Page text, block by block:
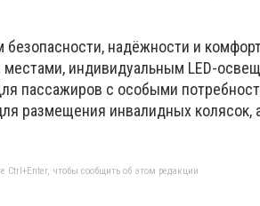
надёжности и
индивидуальным LED-
пассажиров с особыми
размещения инвалидных колясок,
чтобы сообщить об этом редакции